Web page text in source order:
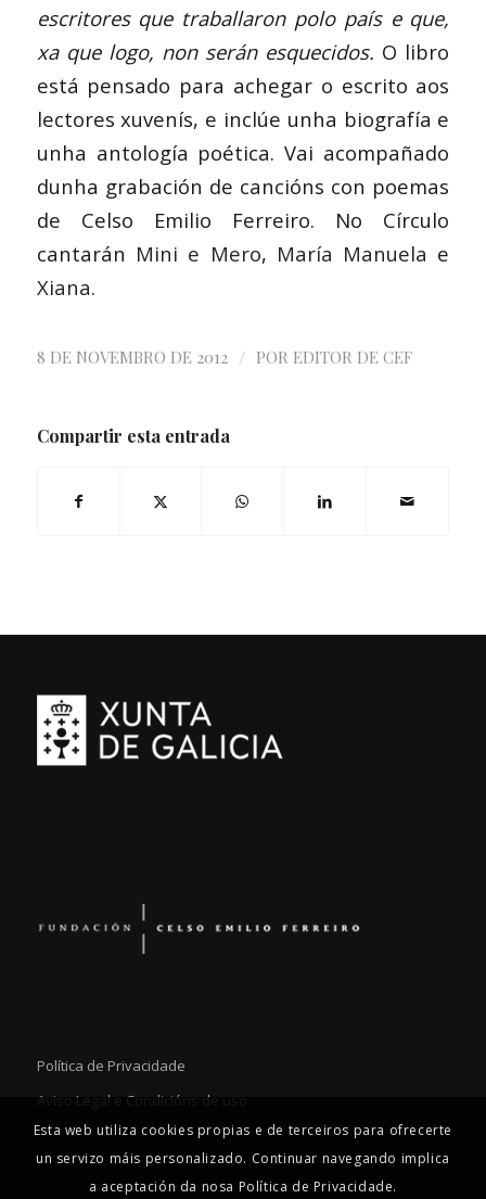
escritores que traballaron polo país e que,
xa que logo, non serán esquecidos. O libro
está pensado para achegar o escrito aos
lectores xuvenís, e inclúe unha biografía e
unha antología poética. Vai acompañado
dunha grabación de cancións con poemas
de Celso Emilio Ferreiro. No Círculo
cantarán Mini e Mero, María Manuela e
Xiana.
8 DE NOVEMBRO DE 2012 / POR EDITOR DE CEF
Compartir esta entrada
Política de Privacidade
Aviso Legal e Condicións de uso
Esta web utiliza cookies propias e de terceiros para ofrecerte
un servizo máis personalizado. Continuar navegando implica
a aceptación da nosa Política de Privacidade.